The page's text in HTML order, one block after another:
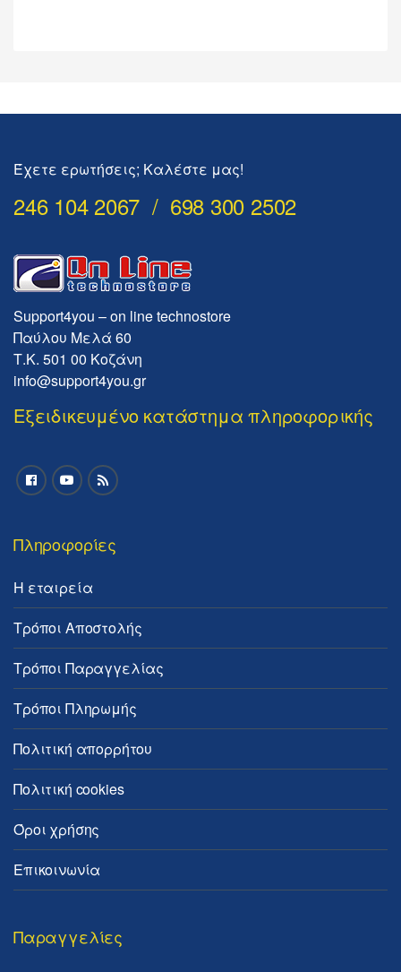
Έχετε ερωτήσεις; Καλέστε μας!
246 104 2067 / 698 300 2502
Support4you – on line technostore
Παύλου Μελά 60
Τ.Κ. 501 00 Κοζάνη
info@support4you.gr
Εξειδικευμένο κατάστημα πληροφορικής
Πληροφορίες
Η εταιρεία
Τρόποι Αποστολής
Τρόποι Παραγγελίας
Τρόποι Πληρωμής
Πολιτική απορρήτου
Πολιτική cookies
Όροι χρήσης
Επικοινωνία
Παραγγελίες